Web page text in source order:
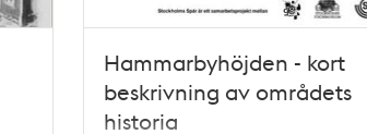
Hammarbyhöjden - kort
beskrivning av områdets
historia